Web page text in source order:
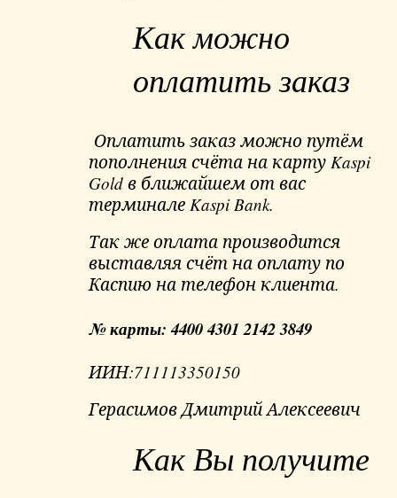
Как можно
оплатить заказ
Оплатить заказ можно путём
пополнения счёта на карту Kaspi
Gold в ближайшем от вас
терминале Kaspi Bank.
Так же оплата производится
выставляя счёт на оплату по
Каспию на телефон клиента.
№ карты: 4400 4301 2142 3849
ИИН:711113350150
Герасимов Дмитрий Алексеевич
Как Вы получите